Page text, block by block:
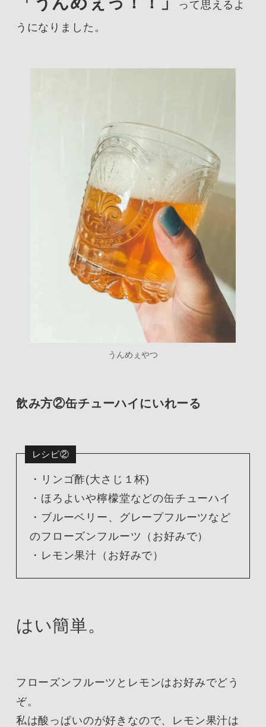
って思えるよ
うになりました。
うんめぇやつ
飲み方②缶チューハイにいれーる
レシピ②
・リンゴ酢(大さじ１杯)
・ほろよいや檸檬堂などの缶チューハイ
・ブルーベリー、グレープフルーツなど
のフローズンフルーツ（お好みで）
・レモン果汁（お好みで）
はい簡単。
フローズンフルーツとレモンはお好みでどう
ぞ。
私は酸っぱいのが好きなので、レモン果汁は